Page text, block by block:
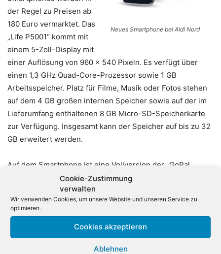
Cookie-Zustimmung
verwalten
Wir verwenden Cookies, um unsere Website und unseren Service zu
optimieren.
Cookies akzeptieren
Ablehnen
Neues Smartphone bei Aldi Nord
der Regel zu Preisen ab
180 Euro vermarktet. Das
„Life P5001“ kommt mit
einem 5-Zoll-Display mit
einer Auflösung von 960 x 540 Pixeln. Es verfügt über
einen 1,3 GHz Quad-Core-Prozessor sowie 1 GB
Arbeitsspeicher. Platz für Filme, Musik oder Fotos stehen
auf dem 4 GB großen internen Speicher sowie auf der im
Lieferumfang enthaltenen 8 GB Micro-SD-Speicherkarte
zur Verfügung. Insgesamt kann der Speicher auf bis zu 32
GB erweitert werden.
Auf dem Smartphone ist eine Vollversion der „GoPal
Outdoor“-App sowie der Softmaker zum Öffnen von
Office-Dokumenten vorinstalliert.